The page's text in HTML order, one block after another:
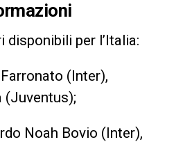
per l’Italia:
(Inter),
(Juventus);
Noah Bovio (Inter),